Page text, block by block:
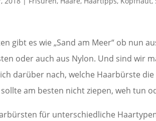
gibt es wie „Sand am Meer“ ob nun
oder auch aus Nylon. Und sind wir
darüber nach, welche Haarbürste
sollte am besten nicht ziepen, weh tun
für unterschiedliche